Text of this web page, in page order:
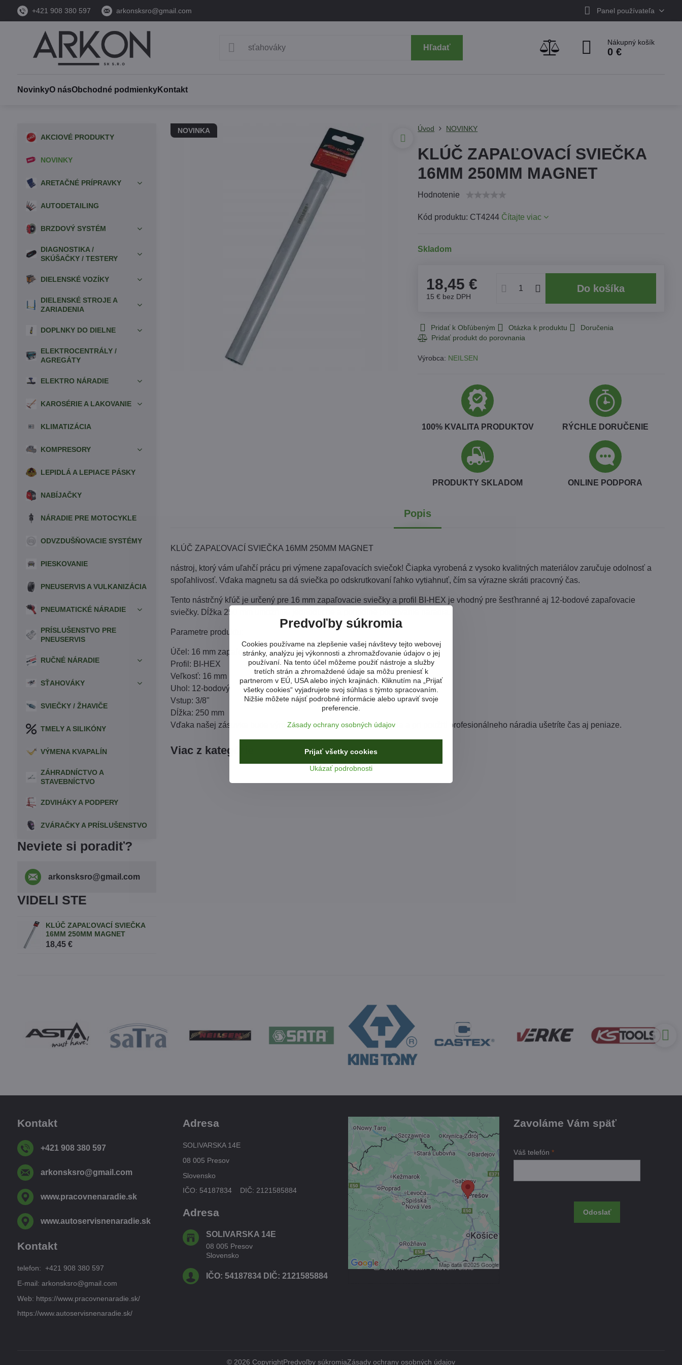
+421 908 380 597 arkonsksro@gmail.com Panel používateľa
Hľadať
Nákupný košík
0 €
NovinkyO násObchodné podmienkyKontakt
NOVINKA Úvod NOVINKY
KLÚČ ZAPAĽOVACÍ SVIEČKA
16MM 250MM MAGNET
Hodnotenie
Kód produktu: CT4244 Čítajte viac
Skladom
18,45 €
15 € bez DPH
Do košíka
Pridať k Obľúbeným Otázka k produktu Doručenia
Výrobca: NEILSEN
100% KVALITA PRODUKTOV RÝCHLE DORUČENIE
PRODUKTY SKLADOM ONLINE PODPORA
Popis
KLÚČ ZAPAĽOVACÍ SVIEČKA 16MM 250MM MAGNET
nástroj, ktorý vám uľahčí prácu pri výmene zapaľovacích sviečok! Čiapka vyrobená z vysoko kvalitných materiálov zaručuje odolnosť a
spoľahlivosť. Vďaka magnetu sa dá sviečka po odskrutkovaní ľahko vytiahnuť, čím sa výrazne skráti pracovný čas.
Tento nástrčný kľúč je určený pre 16 mm zapaľovacie sviečky a profil BI-HEX je vhodný pre šesťhranné aj 12-bodové zapaľovacie
sviečky. Dĺžka 250 mm umožňuje jednoduché a pohodlné používanie náradia.
Parametre produktu:
Účel: 16 mm zapaľovacie sviečky
Profil: BI-HEX
Veľkosť: 16 mm
Uhol: 12-bodový
Vstup: 3/8"
Dĺžka: 250 mm
Vďaka našej zásuvke bude výmena sviečok jednoduchá a rýchla a pri použití profesionálneho náradia ušetríte čas aj peniaze.
Viac z kategórie AKCIOVÉ PRODUKTY
AKCIOVÉ PRODUKTY
NOVINKY
ARETAČNÉ PRÍPRAVKY
AUTODETAILING
BRZDOVÝ SYSTÉM
DIAGNOSTIKA /
SKÚŠAČKY / TESTERY
DIELENSKÉ VOZÍKY
DIELENSKÉ STROJE A
ZARIADENIA
DOPLNKY DO DIELNE
ELEKTROCENTRÁLY /
AGREGÁTY
ELEKTRO NÁRADIE
KAROSÉRIE A LAKOVANIE
KLIMATIZÁCIA
KOMPRESORY
LEPIDLÁ A LEPIACE PÁSKY
NABÍJAČKY
NÁRADIE PRE MOTOCYKLE
ODVZDUŠŇOVACIE SYSTÉMY
PIESKOVANIE
PNEUSERVIS A VULKANIZÁCIA
PNEUMATICKÉ NÁRADIE
PRÍSLUŠENSTVO PRE
PNEUSERVIS
RUČNÉ NÁRADIE
SŤAHOVÁKY
SVIEČKY / ŽHAVIČE
TMELY A SILIKÓNY
VÝMENA KVAPALÍN
ZÁHRADNÍCTVO A
STAVEBNÍCTVO
ZDVIHÁKY A PODPERY
ZVÁRAČKY A PRÍSLUŠENSTVO
Neviete si poradiť?
arkonsksro​@gmail​.com
VIDELI STE
KLÚČ ZAPAĽOVACÍ SVIEČKA
16MM 250MM MAGNET
18,45 €
Kontakt
+421 908 380 597
arkonsksro​@gmail​.com
www​.pracovnenaradie​.sk
www​.autoservisnenaradie​.sk
Kontakt
telefon: +421 908 380 597
E-mail: arkonsksro@gmail.com
Web: https://www.pracovnenaradie.sk/
https://www.autoservisnenaradie.sk/
Adresa
SOLIVARSKA 14E
08 005 Presov
Slovensko
IČO: 54187834 DIČ: 2121585884
Adresa
SOLIVARSKA 14E
08 005 Presov
Slovensko
IČO: 54187834 DIČ: 2121585884
Externý obsah je
blokovaný Voľbami
Prajete si načítať externý obsah?
Povoliť tentokrát
Povoliť a zapamätať - súhlas s
druhom cookie: Funkčné
Otvoriť obsah v novom okne
Zavoláme Vám späť
Váš telefón*
Odoslať
© 2026 CopyrightPredvoľby súkromiaZásady ochrany osobných údajov
Predvoľby súkromia
Cookies používame na zlepšenie vašej návštevy tejto webovej
stránky, analýzu jej výkonnosti a zhromažďovanie údajov o jej
používaní. Na tento účel môžeme použiť nástroje a služby
tretích strán a zhromaždené údaje sa môžu preniesť k
partnerom v EÚ, USA alebo iných krajinách. Kliknutím na „Prijať
všetky cookies“ vyjadrujete svoj súhlas s týmto spracovaním.
Nižšie môžete nájsť podrobné informácie alebo upraviť svoje
preferencie.
Zásady ochrany osobných údajov
Ukázať podrobnosti
Prijať všetky cookies